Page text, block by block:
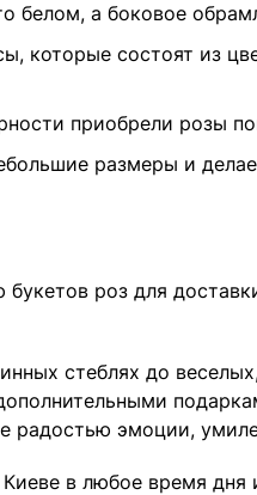
белом, а боковое
которые состоят из
приобрели розы
размеры и
роз для
стеблях до
радостью эмоции,
в любое время